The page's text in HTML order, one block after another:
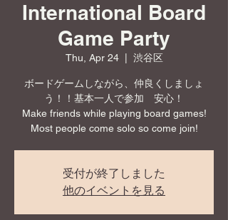
International Board
Game Party
Thu, Apr 24
  |
渋谷区
ボードゲームしながら、仲良くしましょ
う！！基本一人で参加 安心！
Make friends while playing board games!
Most people come solo so come join!
受付が終了しました
他のイベントを見る